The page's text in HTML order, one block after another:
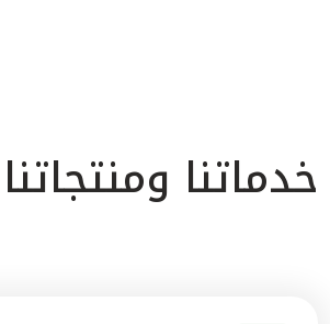
خدماتنا ومنتجاتنا